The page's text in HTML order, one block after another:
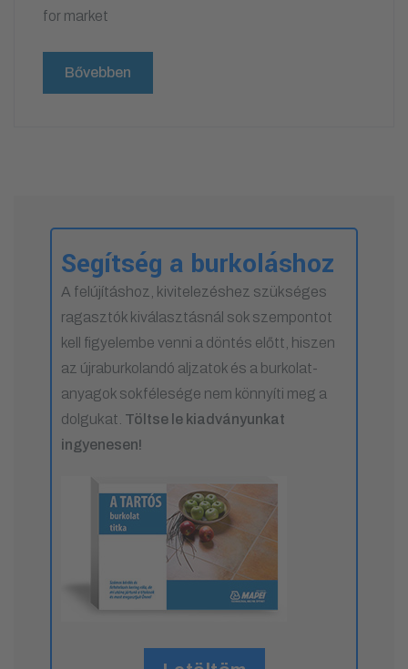
for market
Bővebben
Segítség a burkoláshoz
A felújításhoz, kivitelezéshez szükséges
ragasztók kiválasztásnál sok szempontot
kell figyelembe venni a döntés előtt, hiszen
az újraburkolandó aljzatok és a burkolat-
anyagok sokfélesége nem könnyíti meg a
dolgukat. Töltse le kiadványunkat
ingyenesen!